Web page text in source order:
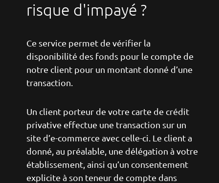
risque d'impayé ?
Ce service permet de vérifier la
disponibilité des fonds pour le compte de
notre client pour un montant donné d’une
transaction.
Un client porteur de votre carte de crédit
privative effectue une transaction sur un
site d’e-commerce avec celle-ci. Le client a
donné, au préalable, une délégation à votre
établissement, ainsi qu’un consentement
explicite à son teneur de compte dans